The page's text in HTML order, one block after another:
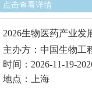
点击查看详情
2026生物医药产业发
主办方：中国生物工
时间：2026-11-19-
地点：上海